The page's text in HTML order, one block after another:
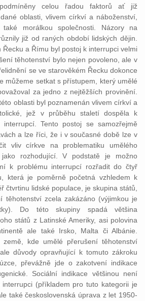
celou řadou faktorů ať již
oblasti, vlivem církví a náboženství,
morálkou společnosti. Názory na
již od raných období lidských dějin.
a Římu byl postoj k interrupci velmi
těhotenství bylo nejen povoleno, ale v
se ve starověkém Řecku dokonce
můžeme setkat s přístupem, který umělé
za jedno z nejtěžších provinění.
oblasti byl poznamenán vlivem církví a
jež v průběhu staletí dospěla k
interrupcí. Tento postoj se samozřejmě
a lze říci, že i v současné době lze v
vliv církve na problematiku umělého
jako rozhodující. V podstatě je možno
k problému interrupcí rozřadit do čtyř
která je poměrně početná vzhledem k
čtvrtinu lidské populace, je skupina států,
těhotenství zcela zakázáno (výjimkou je
Do této skupiny spadá většina
států z Latinské Ameriky, asi polovina
ale také Irsko, Malta či Albánie.
země, kde umělé přerušení těhotenství
důvody opravňující k tomuto zákroku
převážně jde o zakotvení indikace
Sociální indikace většinou není
(příkladem pro tuto kategorii je
také československá úprava z let 1950-